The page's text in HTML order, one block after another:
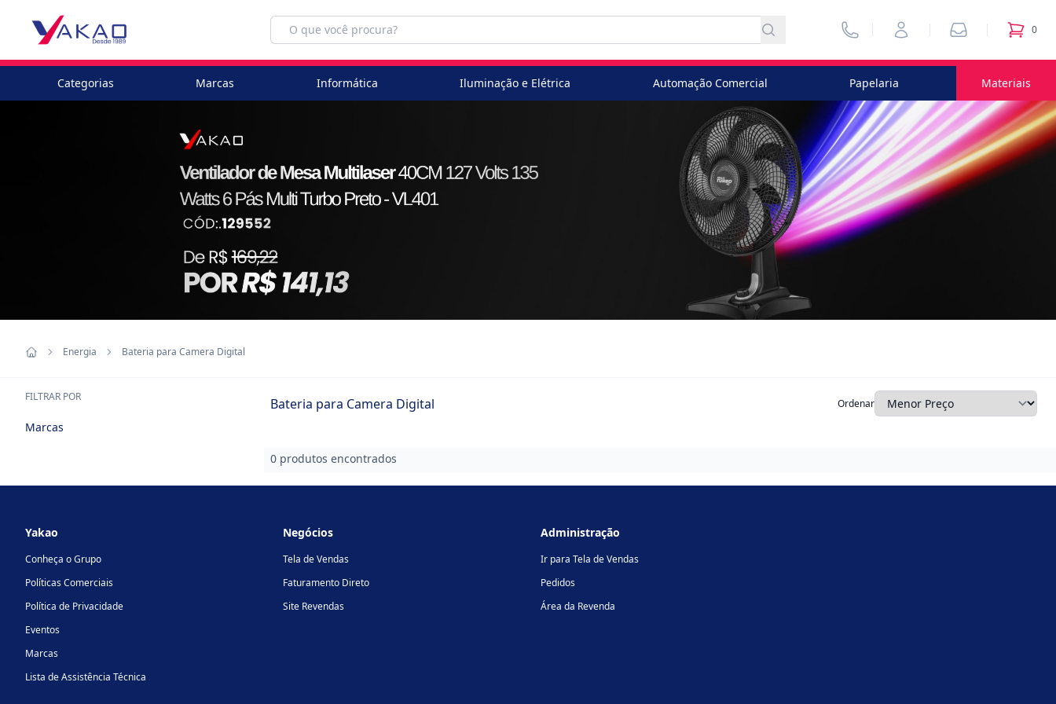
VendedoresMinha ContaPedidos 0
itens
Categorias Marcas Informática Iluminação e Elétrica Automação Comercial Papelaria Materiais
Energia Bateria para Camera Digital
FILTRAR POR Bateria para Camera Digital Ordenar
Marcas
0 produtos encontrados
Yakao
Conheça o Grupo
Políticas Comerciais
Política de Privacidade
Eventos
Marcas
Lista de Assistência Técnica
Negócios
Tela de Vendas
Faturamento Direto
Site Revendas
Administração
Ir para Tela de Vendas
Pedidos
Área da Revenda